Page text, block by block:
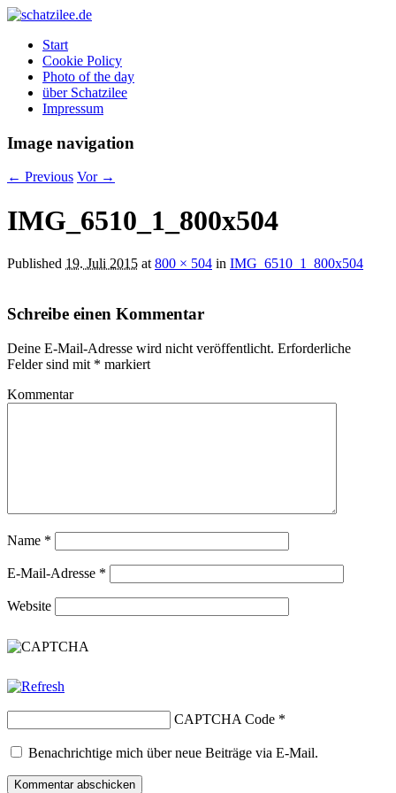
Start
Cookie Policy
Photo of the day
über Schatzilee
Impressum
Image navigation
← Previous Vor →
IMG_6510_1_800x504
Published 19. Juli 2015 at 800 × 504 in IMG_6510_1_800x504
Schreibe einen Kommentar
Deine E-Mail-Adresse wird nicht veröffentlicht. Erforderliche
Felder sind mit * markiert
Kommentar
Name *
E-Mail-Adresse *
Website
CAPTCHA Code *
Benachrichtige mich über neue Beiträge via E-Mail.